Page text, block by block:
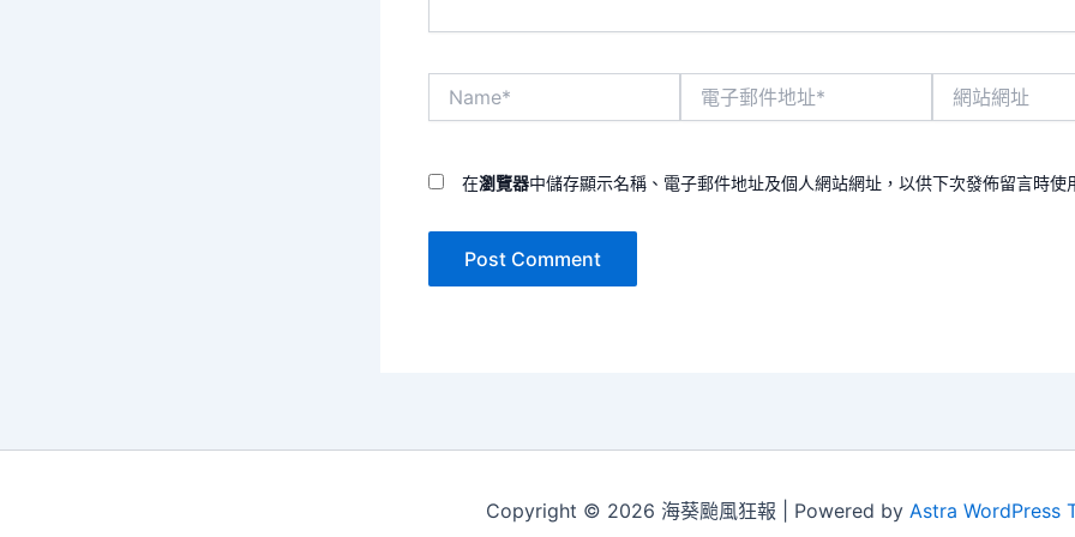
地
在瀏覽器中儲存顯示名稱、電子郵件地址及個人網站網址，以供下次發佈留言時使
Copyright © 2026 海葵颱風狂報 | Powered by Astra WordPress